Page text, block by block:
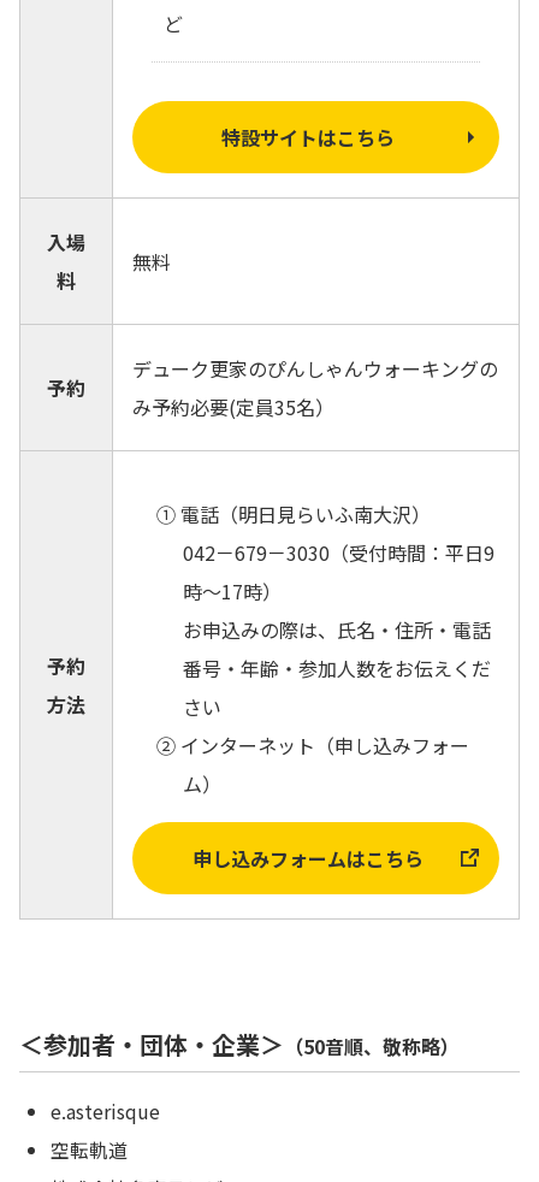
ど
特設サイトはこちら
入場
料
無料
予約
デューク更家のぴんしゃんウォーキングの
み予約必要(定員35名）
予約
方法
① 電話（明日見らいふ南大沢）
042－679－3030 （受付時間：平日9
時～17時）
お申込みの際は、氏名・住所・電話
番号・年齢・参加人数をお伝えくだ
さい
② インターネット（申し込みフォー
ム）
申し込みフォームはこちら
＜参加者・団体・企業＞ （50音順、敬称略）
e.asterisque
空転軌道